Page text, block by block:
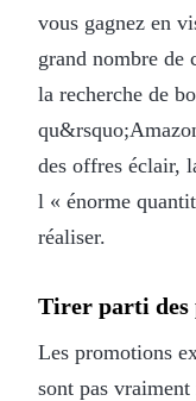
vous gagnez en
grand nombre de
la recherche de
des offres éclair,
l « énorme
réaliser.
Tirer parti des
Les promotions
sont pas